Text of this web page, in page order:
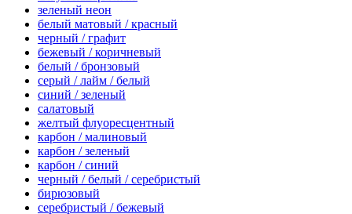
зеленый неон
белый матовый / красный
черный / графит
бежевый / коричневый
белый / бронзовый
серый / лайм / белый
синий / зеленый
салатовый
желтый флуоресцентный
карбон / малиновый
карбон / зеленый
карбон / синий
черный / белый / серебристый
бирюзовый
серебристый / бежевый